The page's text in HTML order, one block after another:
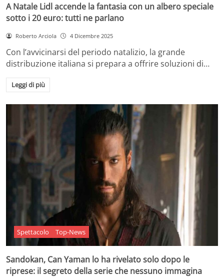
A Natale Lidl accende la fantasia con un albero speciale
sotto i 20 euro: tutti ne parlano
Roberto Arciola 4 Dicembre 2025
Con l’avvicinarsi del periodo natalizio, la grande
distribuzione italiana si prepara a offrire soluzioni di…
Leggi di più
Spettacolo Top-News
Sandokan, Can Yaman lo ha rivelato solo dopo le
riprese: il segreto della serie che nessuno immagina